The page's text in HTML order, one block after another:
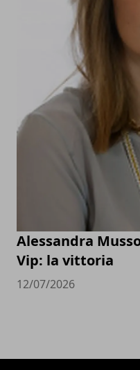
Alessandra
Vip: la vittoria
12/07/2026